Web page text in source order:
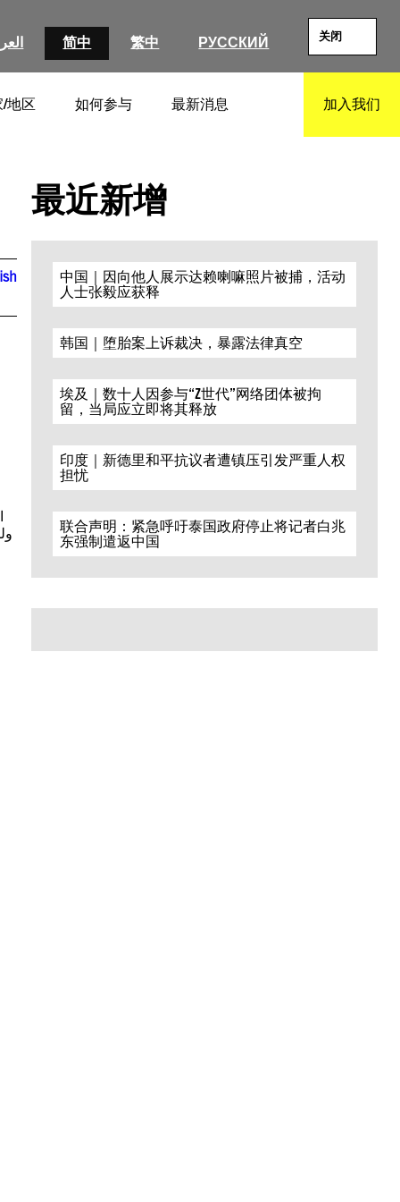
简中 繁中 РУССКИЙ 关闭
地区 如何参与 最新消息 加入我们
最近新增
中国｜因向他人展示达赖喇嘛照片被捕，活动
人士张毅应获释
韩国｜堕胎案上诉裁决，暴露法律真空
埃及｜数十人因参与“Z世代”网络团体被拘
留，当局应立即将其释放
印度｜新德里和平抗议者遭镇压引发严重人权
担忧
联合声明：紧急呼吁泰国政府停止将记者白兆
东强制遣返中国